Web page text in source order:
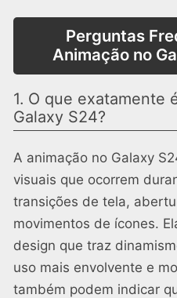
Perguntas
Animação no
1. O que exatamente
Galaxy S24?
A animação no Galaxy
visuais que ocorrem
transições de tela,
movimentos de ícones.
design que traz
uso mais envolvente e
também podem indicar